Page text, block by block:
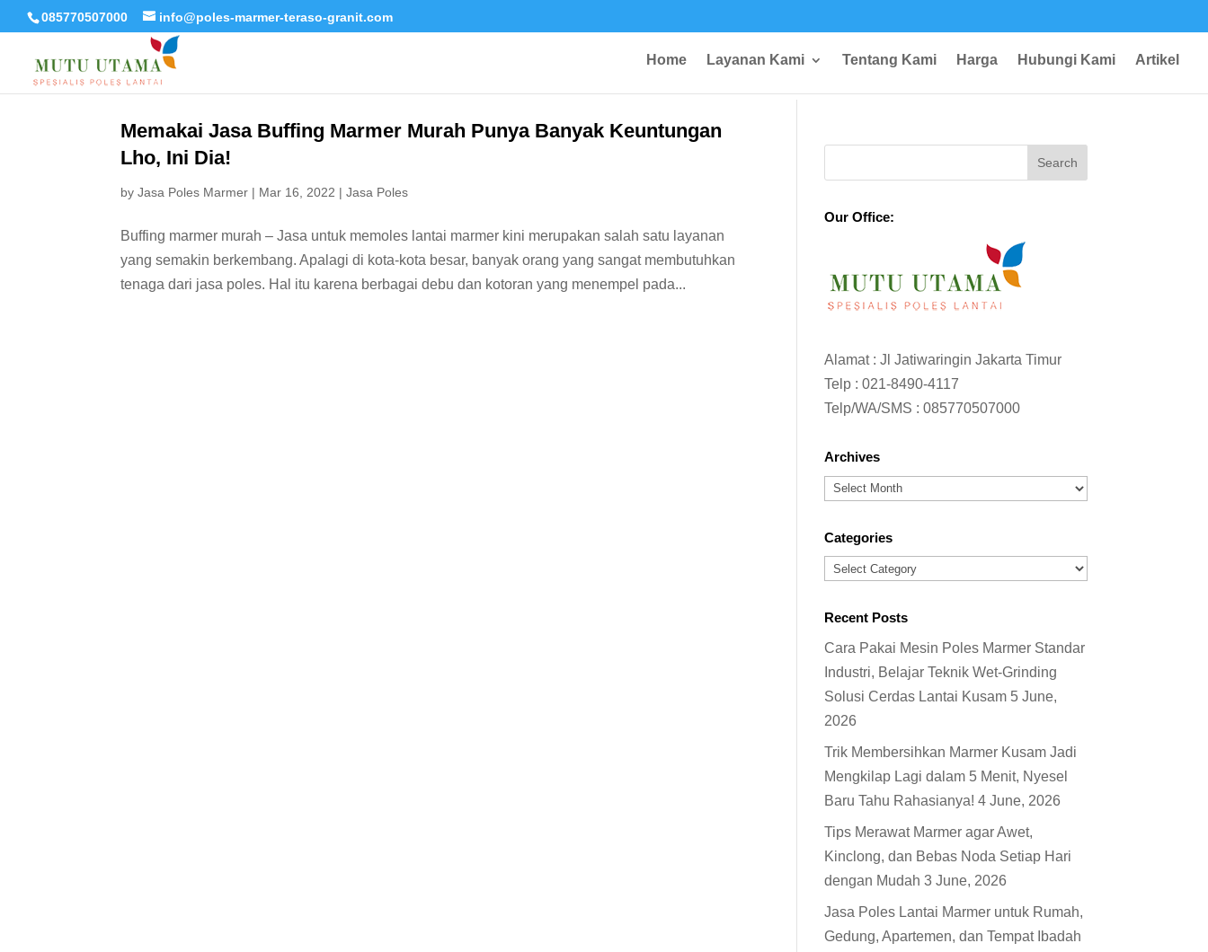
085770507000 info@poles-marmer-teraso-granit.com
Home Layanan Kami Tentang Kami Harga Hubungi Kami Artikel
Memakai Jasa Buffing Marmer Murah Punya Banyak Keuntungan
Lho, Ini Dia!
byJasa Poles Marmer | Mar 16, 2022 |Jasa Poles
Buffing marmer murah – Jasa untuk memoles lantai marmer kini merupakan salah satu layanan
yang semakin berkembang. Apalagi di kota-kota besar, banyak orang yang sangat membutuhkan
tenaga dari jasa poles. Hal itu karena berbagai debu dan kotoran yang menempel pada...
Our Office:
Alamat : Jl Jatiwaringin Jakarta Timur
Telp :021-8490-4117
Telp/WA/SMS :085770507000
Archives
Archives
Categories
Categories
Recent Posts
Cara Pakai Mesin Poles Marmer Standar
Industri, Belajar Teknik Wet-Grinding
Solusi Cerdas Lantai Kusam 5 June,
2026
Trik Membersihkan Marmer Kusam Jadi
Mengkilap Lagi dalam 5 Menit, Nyesel
Baru Tahu Rahasianya! 4 June, 2026
Tips Merawat Marmer agar Awet,
Kinclong, dan Bebas Noda Setiap Hari
dengan Mudah 3 June, 2026
Jasa Poles Lantai Marmer untuk Rumah,
Gedung, Apartemen, dan Tempat Ibadah